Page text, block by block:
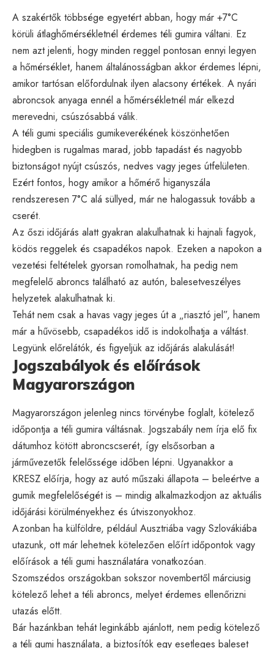
A szakértők többsége egyetért abban, hogy már +7°C
körüli átlaghőmérsékletnél érdemes téli gumira váltani. Ez
nem azt jelenti, hogy minden reggel pontosan ennyi legyen
a hőmérséklet, hanem általánosságban akkor érdemes lépni,
amikor tartósan előfordulnak ilyen alacsony értékek. A nyári
abroncsok anyaga ennél a hőmérsékletnél már elkezd
merevedni, csúszósabbá válik.
A téli gumi speciális gumikeverékének köszönhetően
hidegben is rugalmas marad, jobb tapadást és nagyobb
biztonságot nyújt csúszós, nedves vagy jeges útfelületen.
Ezért fontos, hogy amikor a hőmérő higanyszála
rendszeresen 7°C alá süllyed, már ne halogassuk tovább a
cserét.
Az őszi időjárás alatt gyakran alakulhatnak ki hajnali fagyok,
ködös reggelek és csapadékos napok. Ezeken a napokon a
vezetési feltételek gyorsan romolhatnak, ha pedig nem
megfelelő abroncs található az autón, balesetveszélyes
helyzetek alakulhatnak ki.
Tehát nem csak a havas vagy jeges út a „riasztó jel”, hanem
már a hűvösebb, csapadékos idő is indokolhatja a váltást.
Legyünk előrelátók, és figyeljük az időjárás alakulását!
Jogszabályok és előírások
Magyarországon
Magyarországon jelenleg nincs törvénybe foglalt, kötelező
időpontja a téli gumira váltásnak. Jogszabály nem írja elő fix
dátumhoz kötött abroncscserét, így elsősorban a
járművezetők felelőssége időben lépni. Ugyanakkor a
KRESZ előírja, hogy az autó műszaki állapota – beleértve a
gumik megfelelőségét is – mindig alkalmazkodjon az aktuális
időjárási körülményekhez és útviszonyokhoz.
Azonban ha külföldre, például Ausztriába vagy Szlovákiába
utazunk, ott már lehetnek kötelezően előírt időpontok vagy
előírások a téli gumi használatára vonatkozóan.
Szomszédos országokban sokszor novembertől márciusig
kötelező lehet a téli abroncs, melyet érdemes ellenőrizni
utazás előtt.
Bár hazánkban tehát leginkább ajánlott, nem pedig kötelező
a téli gumi használata, a biztosítók egy esetleges baleset